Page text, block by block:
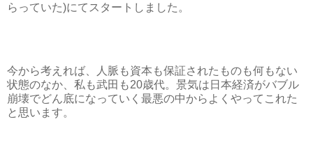
らっていた)にてスタートしました。
今から考えれば、人脈も資本も保証されたものも何もない
状態のなか、私も武田も20歳代。景気は日本経済がバブル
崩壊でどん底になっていく最悪の中からよくやってこれた
と思います。